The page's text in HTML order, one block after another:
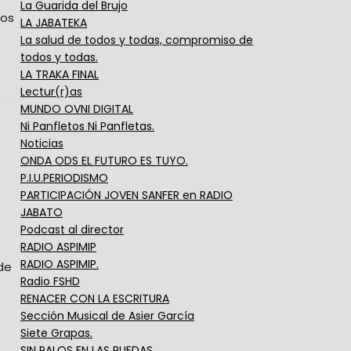
La Guarida del Brujo
LA JABATEKA
La salud de todos y todas, compromiso de
todos y todas.
LA TRAKA FINAL
Lectur(r)as
MUNDO OVNI DIGITAL
Ni Panfletos Ni Panfletas.
Noticias
ONDA ODS EL FUTURO ES TUYO.
P.I.U.PERIODISMO
PARTICIPACIÓN JOVEN SANFER en RADIO
JABATO
Podcast al director
RADIO ASPIMIP
RADIO ASPIMIP.
Radio FSHD
RENACER CON LA ESCRITURA
Sección Musical de Asier García
Siete Grapas.